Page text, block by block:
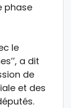
phase
le
a dit
de
et des